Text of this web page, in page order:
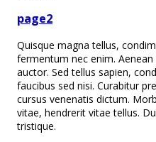
page2
Quisque magna tellus,
fermentum nec enim.
auctor. Sed tellus sapien,
faucibus sed nisi. Curabitur
cursus venenatis dictum.
vitae, hendrerit vitae tellus.
tristique.